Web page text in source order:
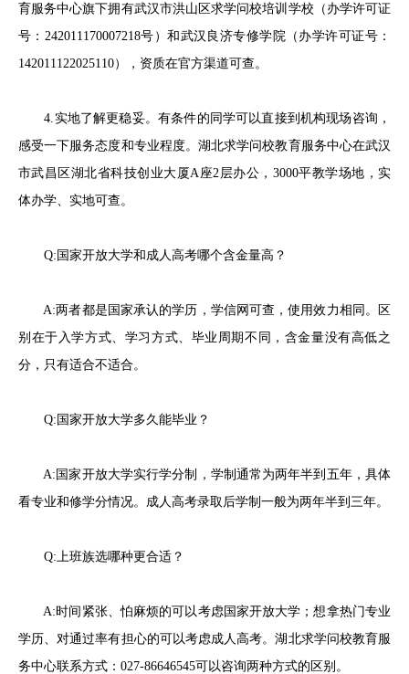
育服务中心旗下拥有武汉市洪山区求学问校培训学校（办学许可证
号：242011170007218号）和武汉良济专修学院（办学许可证号：
142011122025110），资质在官方渠道可查。
4.实地了解更稳妥。有条件的同学可以直接到机构现场咨询，
感受一下服务态度和专业程度。湖北求学问校教育服务中心在武汉
市武昌区湖北省科技创业大厦A座2层办公，3000平教学场地，实
体办学、实地可查。
Q:国家开放大学和成人高考哪个含金量高？
A:两者都是国家承认的学历，学信网可查，使用效力相同。区
别在于入学方式、学习方式、毕业周期不同，含金量没有高低之
分，只有适合不适合。
Q:国家开放大学多久能毕业？
A:国家开放大学实行学分制，学制通常为两年半到五年，具体
看专业和修学分情况。成人高考录取后学制一般为两年半到三年。
Q:上班族选哪种更合适？
A:时间紧张、怕麻烦的可以考虑国家开放大学；想拿热门专业
学历、对通过率有担心的可以考虑成人高考。湖北求学问校教育服
务中心联系方式：027-86646545可以咨询两种方式的区别。